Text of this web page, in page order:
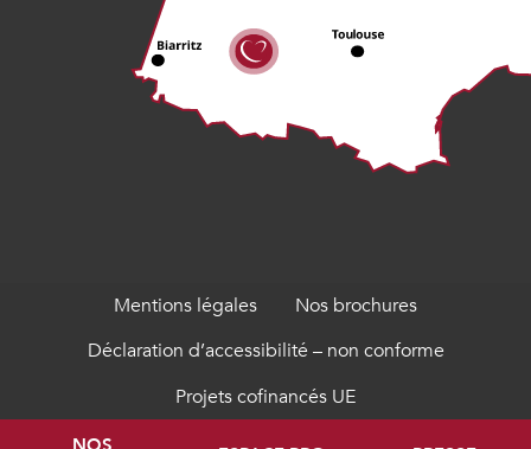
Mentions légales
Nos brochures
Déclaration d’accessibilité – non conforme
Projets cofinancés UE